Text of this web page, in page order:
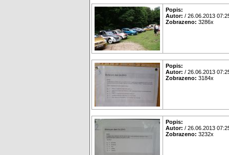
Popis:
Autor: / 26.06.2013
Zobrazeno: 3286x
Popis:
Autor: / 26.06.2013
Zobrazeno: 3184x
Popis:
Autor: / 26.06.2013
Zobrazeno: 3232x